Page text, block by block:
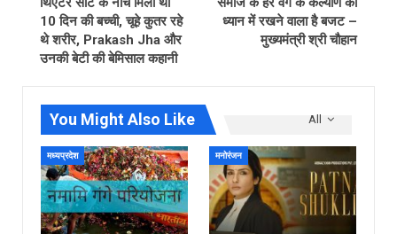
10 दिन की बच्ची, चूहे कुतर रहे
थे शरीर, Prakash Jha और
उनकी बेटी की बेमिसाल कहानी
ध्यान में रखने वाला है बजट –
मुख्यमंत्री श्री चौहान
All
You Might Also Like
मध्यप्रदेश मनोरंजन